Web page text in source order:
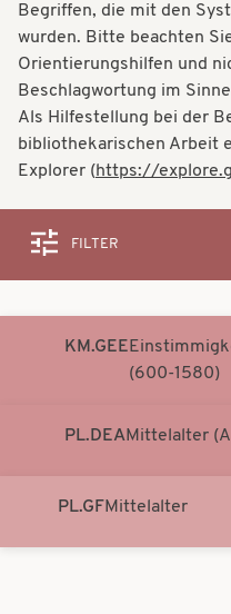
Begriffen, die mit den
wurden. Bitte beachten
Orientierungshilfen und
Beschlagwortung im
Als Hilfestellung bei der
bibliothekarischen Arbeit
Explorer (https://
Suche
FILTER
KM.GEE
(600-1580)
PL.DEAMittelalter
PL.GFMittelalter